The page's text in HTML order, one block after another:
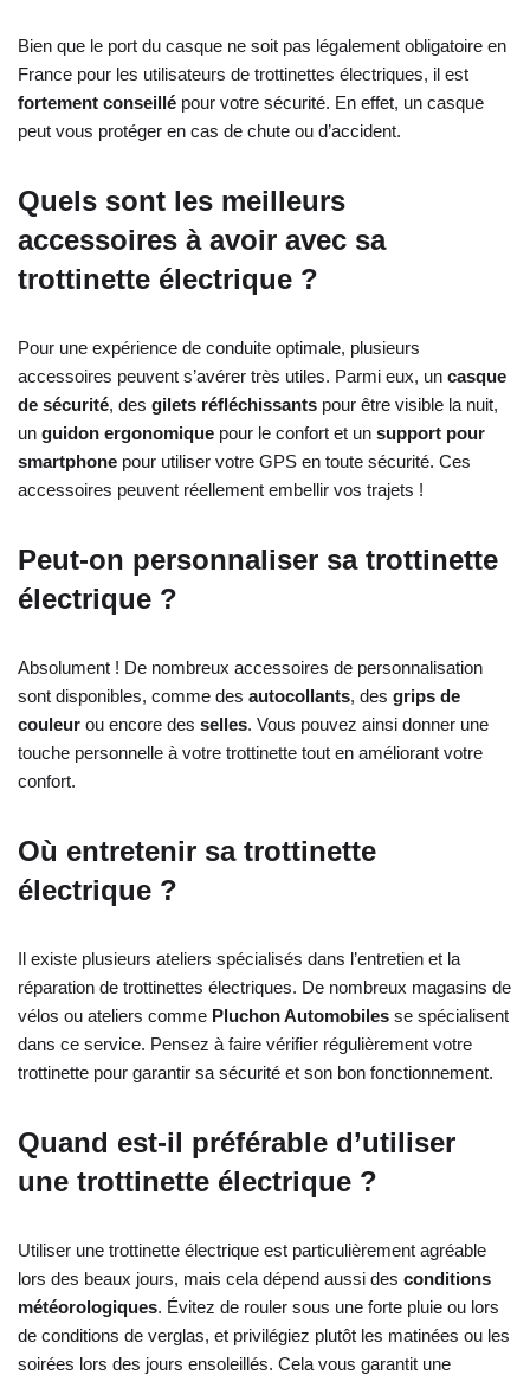
Bien que le port du casque ne soit pas légalement obligatoire en
France pour les utilisateurs de trottinettes électriques, il est
fortement conseillé pour votre sécurité. En effet, un casque
peut vous protéger en cas de chute ou d’accident.
Quels sont les meilleurs
accessoires à avoir avec sa
trottinette électrique ?
Pour une expérience de conduite optimale, plusieurs
accessoires peuvent s’avérer très utiles. Parmi eux, un casque
de sécurité, des gilets réfléchissants pour être visible la nuit,
un guidon ergonomique pour le confort et un support pour
smartphone pour utiliser votre GPS en toute sécurité. Ces
accessoires peuvent réellement embellir vos trajets !
Peut-on personnaliser sa trottinette
électrique ?
Absolument ! De nombreux accessoires de personnalisation
sont disponibles, comme des autocollants, des grips de
couleur ou encore des selles. Vous pouvez ainsi donner une
touche personnelle à votre trottinette tout en améliorant votre
confort.
Où entretenir sa trottinette
électrique ?
Il existe plusieurs ateliers spécialisés dans l’entretien et la
réparation de trottinettes électriques. De nombreux magasins de
vélos ou ateliers comme Pluchon Automobiles se spécialisent
dans ce service. Pensez à faire vérifier régulièrement votre
trottinette pour garantir sa sécurité et son bon fonctionnement.
Quand est-il préférable d’utiliser
une trottinette électrique ?
Utiliser une trottinette électrique est particulièrement agréable
lors des beaux jours, mais cela dépend aussi des conditions
météorologiques. Évitez de rouler sous une forte pluie ou lors
de conditions de verglas, et privilégiez plutôt les matinées ou les
soirées lors des jours ensoleillés. Cela vous garantit une